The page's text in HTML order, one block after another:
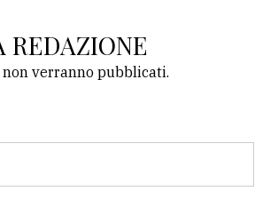
REDAZIONE
verranno pubblicati.